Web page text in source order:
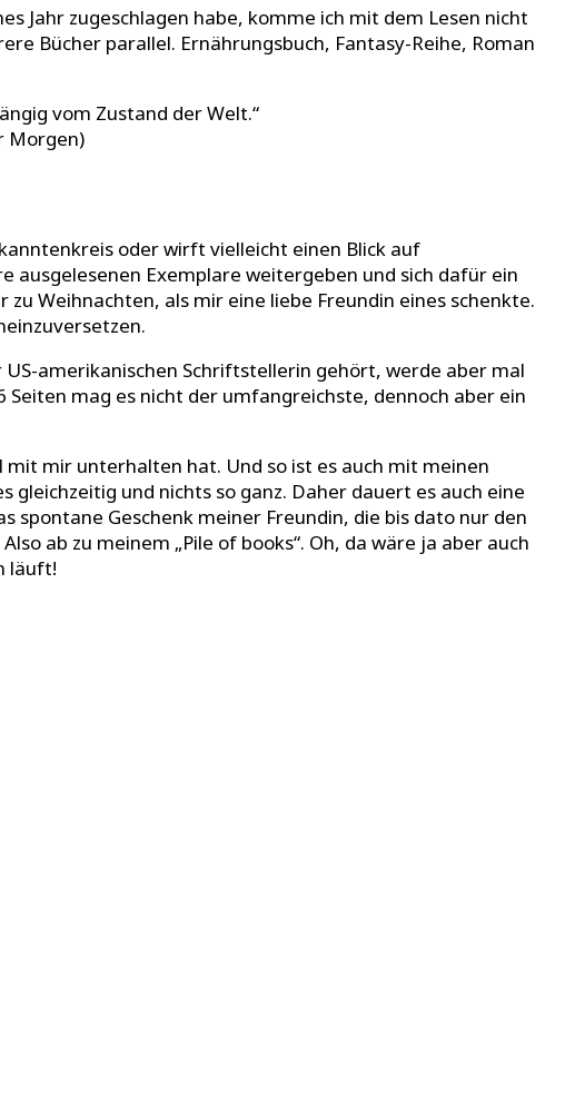
Jahr zugeschlagen habe, komme ich mit dem Lesen nicht
Bücher parallel. Ernährungsbuch, Fantasy-Reihe, Roman
vom Zustand der Welt.“
Morgen)
oder wirft vielleicht einen Blick auf
ausgelesenen Exemplare weitergeben und sich dafür ein
Weihnachten, als mir eine liebe Freundin eines schenkte.
amerikanischen Schriftstellerin gehört, werde aber mal
Seiten mag es nicht der umfangreichste, dennoch aber ein
mit mir unterhalten hat. Und so ist es auch mit meinen
gleichzeitig und nichts so ganz. Daher dauert es auch eine
spontane Geschenk meiner Freundin, die bis dato nur den
ab zu meinem „Pile of books“. Oh, da wäre ja aber auch
läuft!